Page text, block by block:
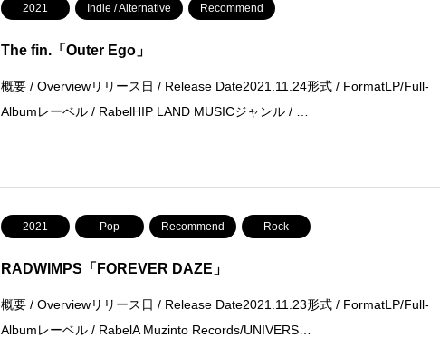
2021 Indie / Alternative Recommend
The fin.「Outer Ego」
概要 / Overviewリリース日 / Release Date2021.11.24形式 / FormatLP/Full-
Albumレーベル / RabelHIP LAND MUSICジャンル / …
2021 Pop Recommend Rock
RADWIMPS「FOREVER DAZE」
概要 / Overviewリリース日 / Release Date2021.11.23形式 / FormatLP/Full-
Albumレーベル / RabelA Muzinto Records/UNIVERS…